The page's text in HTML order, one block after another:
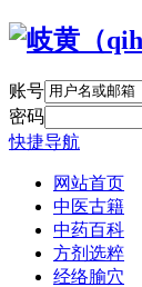
账号
密码
快捷导航
网站首页
中医古籍
中药百科
方剂选粹
经络腧穴